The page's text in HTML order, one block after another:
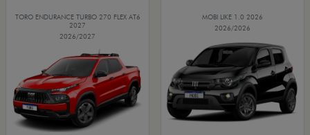
TORO ENDURANCE TURBO 270 FLEX AT6
2027
2026/2027
MOBI LIKE 1.0 2026
2026/2026